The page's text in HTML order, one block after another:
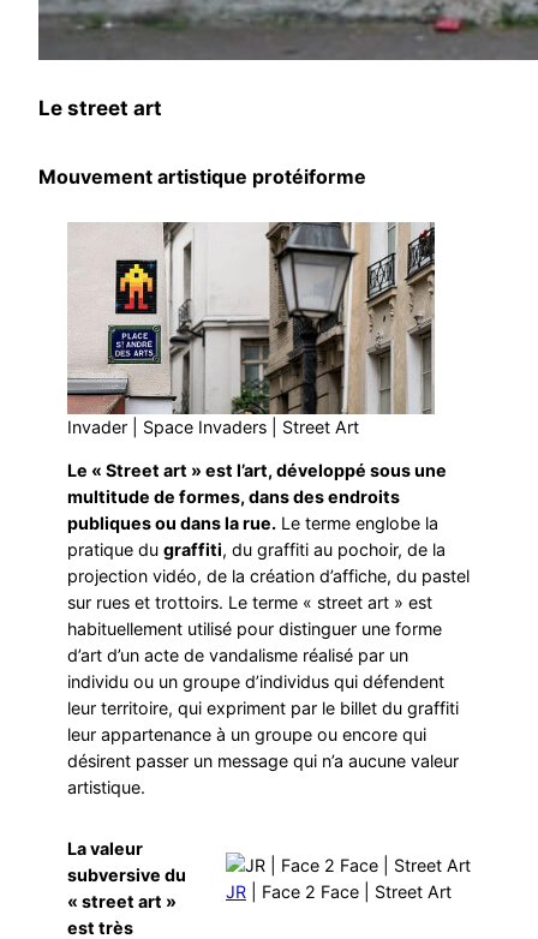
Le street art
Mouvement artistique protéiforme
Invader | Space Invaders | Street Art
Le « Street art » est l’art, développé sous une
multitude de formes, dans des endroits
publiques ou dans la rue. Le terme englobe la
pratique du graffiti, du graffiti au pochoir, de la
projection vidéo, de la création d’affiche, du pastel
sur rues et trottoirs. Le terme « street art » est
habituellement utilisé pour distinguer une forme
d’art d’un acte de vandalisme réalisé par un
individu ou un groupe d’individus qui défendent
leur territoire, qui expriment par le billet du graffiti
leur appartenance à un groupe ou encore qui
désirent passer un message qui n’a aucune valeur
artistique.
JR | Face 2 Face | Street Art
La valeur
subversive du
« street art »
est très